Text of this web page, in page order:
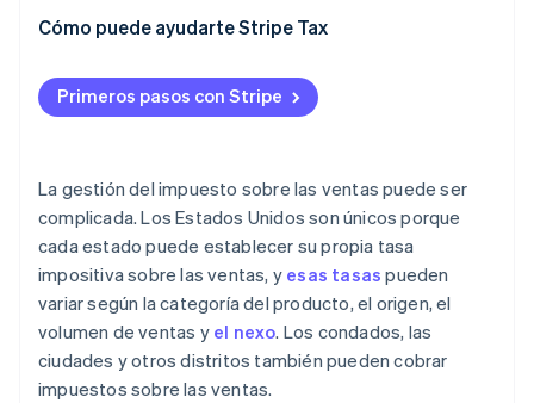
1. Cuantifica la exposición
2. Investiga la divulgación voluntaria
3. Regístrate y empieza a recolectar
Cómo puede ayudarte Stripe Tax
Primeros pasos con Stripe
La gestión del impuesto sobre las ventas puede ser
complicada. Los Estados Unidos son únicos porque
cada estado puede establecer su propia tasa
impositiva sobre las ventas, y esas tasas pueden
variar según la categoría del producto, el origen, el
volumen de ventas y el nexo. Los condados, las
ciudades y otros distritos también pueden cobrar
impuestos sobre las ventas.